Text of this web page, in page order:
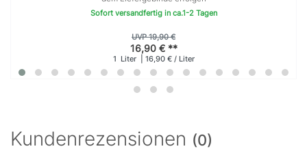
Sofort versandfertig in ca.1-2 Tagen
UVP 19,90 €
16,90 € **
1 Liter | 16,90 € / Liter
Kundenrezensionen (0)